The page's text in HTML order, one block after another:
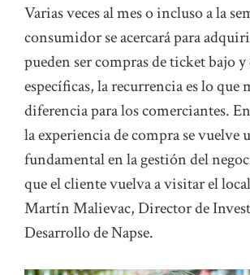
Varias veces al mes o incluso a la
consumidor se acercará para
pueden ser compras de ticket bajo
específicas, la recurrencia es lo que
diferencia para los comerciantes.
la experiencia de compra se vuelve
fundamental en la gestión del
que el cliente vuelva a visitar el
Martín Malievac, Director de
Desarrollo de Napse.